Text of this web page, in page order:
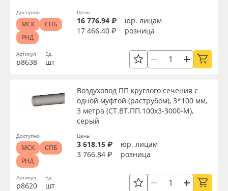
Артикул
р8638
Ед.
шт
Цены
16 776.94 ₽
юр. лицам
17 466.40 ₽
розница
Доступно
МСК
СПБ
РНД
Артикул
р8620
Воздуховод ПП круглого сечения с
одной муфтой (раструбом), 3*100 мм,
3 метра (СТ.ВТ.ПП.100х3-3000-М),
серый
Ед.
шт
Цены
3 618.15 ₽
юр. лицам
3 766.84 ₽
розница
Доступно
МСК
СПБ
РНД